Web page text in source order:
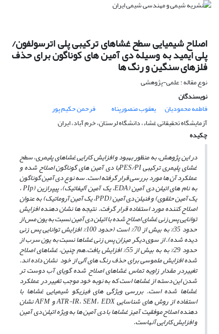
اصلاح شیمیایی سطح غشاهای ترکیبی پلی اترسولفون/
پلی ایمید به وسیله دی آمین های کوناگون برای حذف
فلزهای سنگین و رنگ ها
نوع مقاله : علمی-پژوهشی
نویسندگان
فاطمه محمودیان
یعقوب منصورپناه
فرحمن حکیم پور
آزمایشگاه تحقیقاتی غشاء، دانشگاه لرستان، خرم آباد، ایران
چکیده
در این پژوهش، به منظور بهبود و افزایش کارایی غشاهای پلیمری، سطح
غشای پلیمری ترکیبیPES/PIبادی آمین­ های گوناگون اصلاح شده و
عملکرد آن­ ها مورد بررسی قرار گرفته است.سه نوع دی آمین گوناگون
به نام­ هایاتیلن دی آمین (EDA، یک آمین آلیفاتیک)، پیپرازین (PIp،
یک آمین حلقوی) و فنیلن دی آمین (PPD، یک آمینآروماتیک) به عنوان
اصلاح کنندهمورد استفاده قرار گرفت. نتیجه­ ها نشان دهنده افزایش
تواناییپس­ زنی غشای اصلاح شده بااتیلن دی آمیننسبت به یون مس از
حدود 35% به بیش از 70% است (حدود 100% افزایش توانایی پس زنی
دیده شده). از سوی دیگر میزان پس زنی غشاها نسبت به یون سرب از
حدود 29% به به بیش از 55% افزایش یافت. هم چنین، غشاهای اصلاح
شده افزایش ملموسی برای حذف رنگ­ های آلی از خود نشان داده ­اند.
تغییردر مقدار زاویه تماس غشاهای اصلاح شده گویای آب دوست تر
شدن این دسته از غشاها است که به نوبه خود موجب تغییردر عملکرد
غشاها شده است.بررسی ویژگی ­های فیزیکو شیمیایی غشاها با
استفاده از روش­ های شناسایی ATR-IR،SEM، EDX وAFMنشان
دهنده اصلاح موفقیت آمیز غشاها با دی آمین ها به ویژه اتیلن دی آمین
و افزایش کارایی آنهاست.